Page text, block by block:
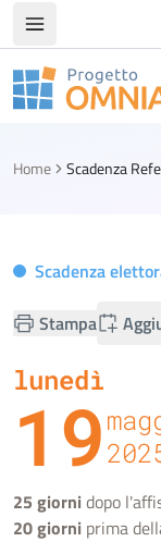
Apri/chiudi
Progetto Omnia
Home Scadenza
Scadenza
Stampa
lunedì
19
25 giorni dopo
20 giorni prima